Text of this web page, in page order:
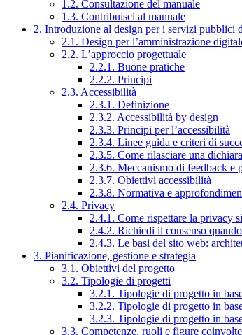
1.2. Consultazione del manuale
1.3. Contribuisci al manuale
2. Introduzione al design per i servizi pubblici
2.1. Design per l’amministrazione
2.2. L’approccio progettuale
2.2.1. Buone pratiche
2.2.2. Principi
2.3. Accessibilità
2.3.1. Definizione
2.3.2. Accessibilità by design
2.3.3. Principi per l’accessibilità
2.3.4. Linee guida e criteri di
2.3.5. Come rilasciare una
2.3.6. Meccanismo di feedback e
2.3.7. Obiettivi accessibilità
2.3.8. Normativa e
2.4. Privacy
2.4.1. Come rispettare la privacy
2.4.2. Richiedi il consenso
2.4.3. Le basi del sito web:
3. Pianificazione, gestione e strategia
3.1. Obiettivi del progetto
3.2. Tipologie di progetti
3.2.1. Tipologie di progetto in
3.2.2. Tipologie di progetto in
3.2.3. Tipologie di progetto in
3.3. Competenze, ruoli e figure coinvolte